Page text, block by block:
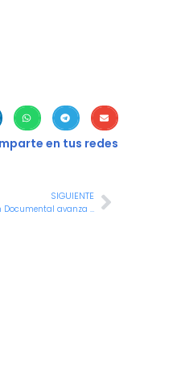
en tus redes
SIGUIENTE
Subdirección de Trámites, Servicios y Gestión Documental avanza en la actualización de procesos y procedimientos de Gestión Documental